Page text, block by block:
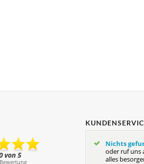
Nichts
oder ruf uns
alles